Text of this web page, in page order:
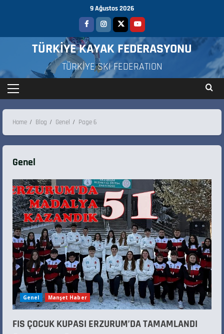
9 Ağustos 2026
TÜRKİYE KAYAK FEDERASYONU
TÜRKİYE SKI FEDERATION
Home Blog Genel Page 6
Genel
Genel Manşet Haber
FIS ÇOCUK KUPASI ERZURUM’DA TAMAMLANDI